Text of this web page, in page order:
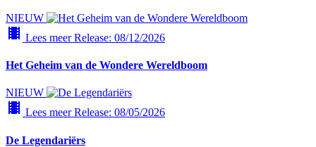
NIEUW
local_movies Lees meer Release: 08/12/2026
Het Geheim van de Wondere Wereldboom
NIEUW
local_movies Lees meer Release: 08/05/2026
De Legendariërs